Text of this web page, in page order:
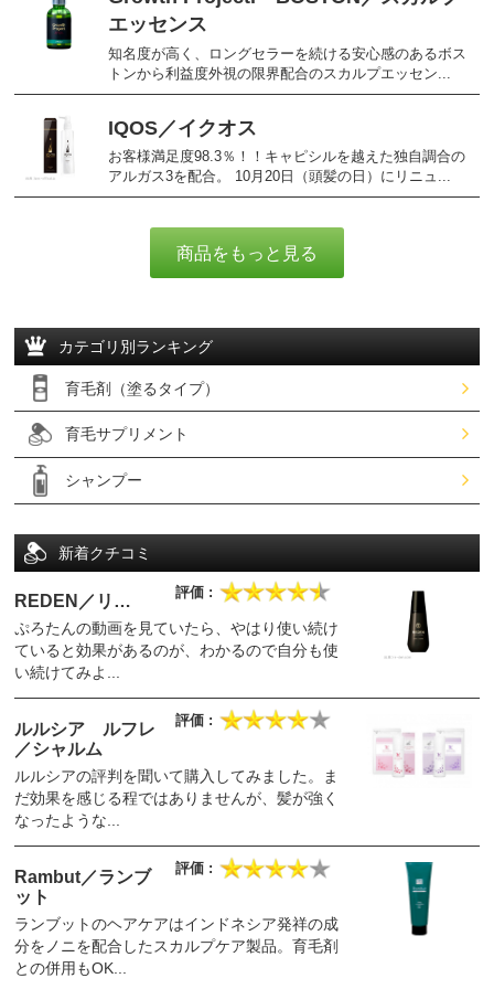
エッセンス
知名度が高く、ロングセラーを続ける安心感のあるボス
トンから利益度外視の限界配合のスカルプエッセン...
IQOS／イクオス
お客様満足度98.3％！！キャピシルを越えた独自調合の
アルガス3を配合。 10月20日（頭髪の日）にリニュ...
商品をもっと見る
カテゴリ別ランキング
育毛剤（塗るタイプ）
育毛サプリメント
シャンプー
新着クチコミ
REDEN／リ…
ぷろたんの動画を見ていたら、やはり使い続け
ていると効果があるのが、わかるので自分も使
い続けてみよ...
ルルシア ルフレ
／シャルム
ルルシアの評判を聞いて購入してみました。ま
だ効果を感じる程ではありませんが、髪が強く
なったような...
Rambut／ランブ
ット
ランブットのヘアケアはインドネシア発祥の成
分をノニを配合したスカルプケア製品。育毛剤
との併用もOK...